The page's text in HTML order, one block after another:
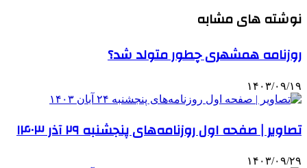
نوشته های مشابه
روزنامه همشهری چطور متولد شد؟
۱۴۰۳/۰۹/۱۹
تصاویر | صفحه اول روزنامه‌های پنجشنبه ۲۹ آذر ۱۴۰۳
۱۴۰۳/۰۹/۲۹